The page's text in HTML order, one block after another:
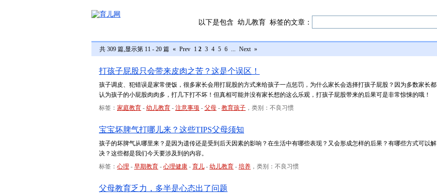
以下是包含 幼儿教育 标签的文章：
共 309 篇,显示第 11 - 20 篇 « Prev 1 2 3 4 5 6 ... Next »
打孩子屁股只会带来皮肉之苦？这是个误区！
孩子调皮、犯错误是家常便饭，很多家长会用打屁股的方式来给孩子一点惩罚，为什么家长会选择打孩子屁股？因为多数家长都
认为孩子的小屁股肉肉多，打几下打不坏！但真相可能并没有家长想的这么乐观，打孩子屁股带来的后果可是非常惊悚的哦！
标签： 家庭教育 - 幼儿教育 - 注意事项 - 父母 - 教育孩子 ，类别：不良习惯
宝宝坏脾气打哪儿来？这些TIPS父母须知
孩子的坏脾气从哪里来？是因为遗传还是受到后天因素的影响？在生活中有哪些表现？又会形成怎样的后果？有哪些方式可以解
决？这些都是我们今天要涉及到的内容。
标签： 心理 - 早期教育 - 心理健康 - 育儿 - 幼儿教育 - 培养 ，类别：不良习惯
父母教育乏力，多半是心态出了问题